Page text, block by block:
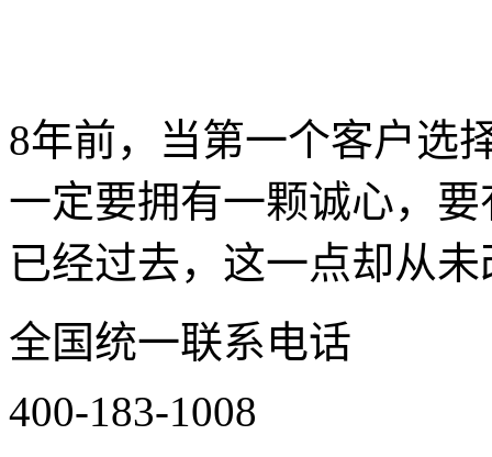
8年前，当第一个客户选
一定要拥有一颗诚心，
已经过去，这一点却从
全国统一联系电话
400-183-1008